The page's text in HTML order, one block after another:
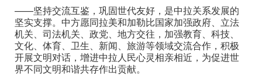
——坚持交流互鉴，巩固世代友好，是中拉关系发展的
坚实支撑。中方愿同拉美和加勒比国家加强政府、立法
机关、司法机关、政党、地方交往，加强教育、科技、
文化、体育、卫生、新闻、旅游等领域交流合作，积极
开展文明对话，增进中拉人民心灵相亲相近，为促进世
界不同文明和谐共存作出贡献。